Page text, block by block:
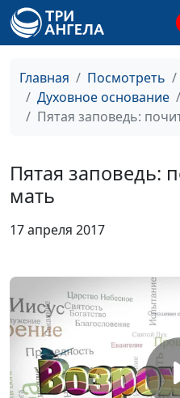
Главная Посмотреть
Духовное основание
Пятая заповедь:
Пятая заповедь:
мать
17 апреля 2017
Десятая заповедь: не
Восьмая заповедь: не
Седьмая заповедь: не
прелюбодействуй